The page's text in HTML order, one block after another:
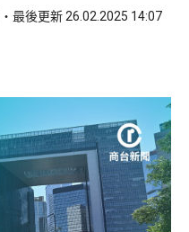
最後更新 26.02.2025 14:07